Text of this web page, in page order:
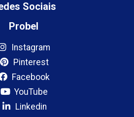
Sociais
Probel
Instagram
Pinterest
Facebook
YouTube
Linkedin